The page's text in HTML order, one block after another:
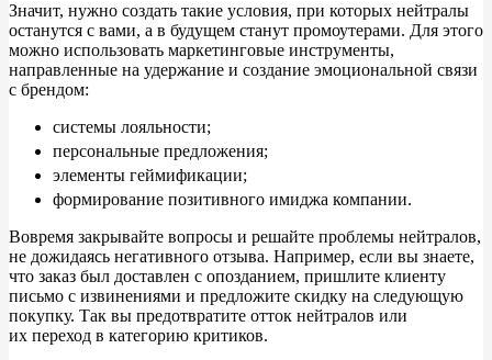
Значит, нужно создать такие условия, при которых нейтралы
останутся с вами, а в будущем станут промоутерами. Для этого
можно использовать маркетинговые инструменты,
направленные на удержание и создание эмоциональной связи
с брендом:
системы лояльности;
персональные предложения;
элементы геймификации;
формирование позитивного имиджа компании.
Вовремя закрывайте вопросы и решайте проблемы нейтралов,
не дожидаясь негативного отзыва. Например, если вы знаете,
что заказ был доставлен с опозданием, пришлите клиенту
письмо с извинениями и предложите скидку на следующую
покупку. Так вы предотвратите отток нейтралов или
их переход в категорию критиков.